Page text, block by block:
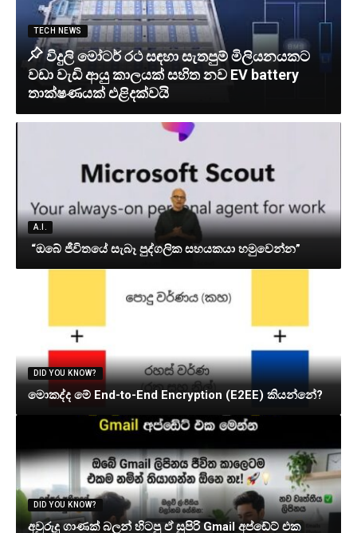
TECH NEWS
විදුලි මෝටර් රථ සඳහා සැතපුම් මිලියනයකට
වඩා වැඩි ආයු කාලයක් සහිත නව EV battery
තාක්ෂණයක් එළිදක්වයි
A.I.
“ඔබේ ජීවිතයේ සැබෑ පුද්ගලික සහයකයා හමුවෙන්න”
DID YOU KNOW?
මොකද්ද මේ End-to-End Encryption (E2EE) කියන්නේ?
DID YOU KNOW?
අවුරුදු ගාණක් බලන් හිටපු ඒ සුපිරි Gmail අප්ඩේට් එක